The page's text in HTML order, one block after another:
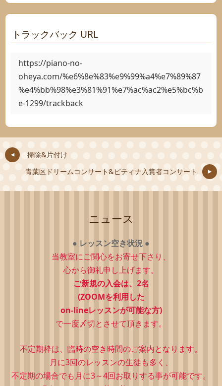
トラックバック URL
https://piano-no-
oheya.com/%e6%8e%83%e9%99%a4%e7%89%87
%e4%bb%98%e3%81%91%e7%ac%ac2%e5%bc%b
e-1299/trackback
掃除&片付け
青葉区ドリームコンサート&ピティナ入賞者コンサート
ニュース
● レッスン空き状況 ●
当教室にご関心をお寄せ下さり、
心から御礼申し上げます。
ご新規の入会は、2名
(ZOOMを利用した
on-lineレッスンが可能な方)
で一度〆切とさせて頂きます。
不定期枠は、 臨時の空き時間のご案内となります。
月に3回のレッスンの生徒も多く、
不定期の場合でも月に3～4回お取りする事が可能です。